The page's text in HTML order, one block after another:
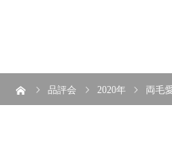
品評会 2020年 両毛